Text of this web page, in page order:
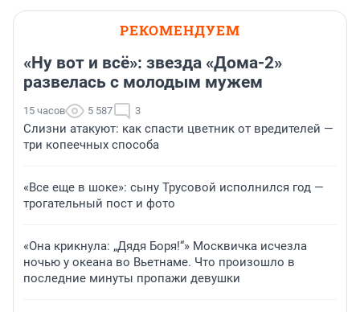
РЕКОМЕНДУЕМ
«Ну вот и всё»: звезда «Дома-2»
развелась с молодым мужем
15 часов 5 587 3
Слизни атакуют: как спасти цветник от вредителей —
три копеечных способа
«Все еще в шоке»: сыну Трусовой исполнился год —
трогательный пост и фото
«Она крикнула: „Дядя Боря!“» Москвичка исчезла
ночью у океана во Вьетнаме. Что произошло в
последние минуты пропажи девушки